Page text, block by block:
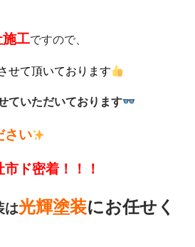
施工ですので、
せて頂いております
ていただいております
さい
ド密着！！！
は光輝塗装にお任せく